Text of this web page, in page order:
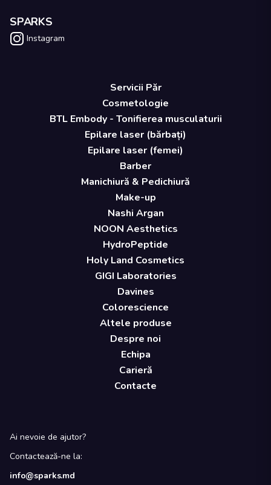
SPARKS
Instagram
Servicii Păr
Cosmetologie
BTL Embody - Tonifierea musculaturii
Epilare laser (bărbați)
Epilare laser (femei)
Barber
Manichiură & Pedichiură
Make-up
Nashi Argan
NOON Aesthetics
HydroPeptide
Holy Land Cosmetics
GIGI Laboratories
Davines
Colorescience
Altele produse
Despre noi
Echipa
Carieră
Contacte
Ai nevoie de ajutor?
Contactează-ne la:
info@sparks.md